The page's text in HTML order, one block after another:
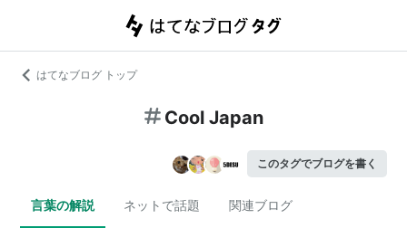
はてなブログ トップ
Cool Japan
このタグでブログを書く
言葉の解説 ネットで話題 関連ブログ